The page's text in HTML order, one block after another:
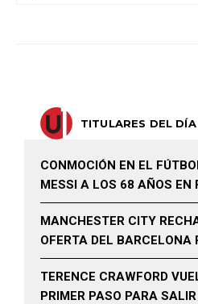
TITULARES DEL DÍA
CONMOCIÓN EN EL
MESSI A LOS 68 AÑOS EN
MANCHESTER CITY
OFERTA DEL BARCELONA
TERENCE CRAWFORD
PRIMER PASO PARA